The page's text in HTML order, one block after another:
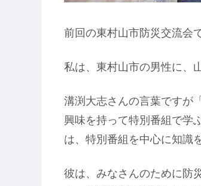
前回の東村山市防災交流会
私は、東村山市の男性に、
溝渕大志さんの言葉ですが
興味を持って特別番組で学
は、特別番組を中心に知識
彼は、みなさんのために防